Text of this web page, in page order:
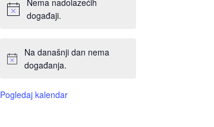
Nema nadolazećih
događaji.
Na današnji dan nema
događanja.
Pogledaj kalendar